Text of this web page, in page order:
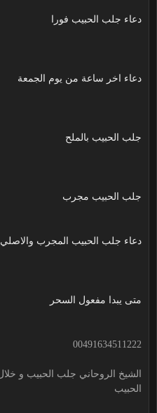
دعاء جلب الحبيب فورا
دعاء اخر ساعة من يوم الجمعة
جلب الحبيب بالملح
جلب الحبيب مجرب
دعاء جلب الحبيب المجرب والاصلي
متى يبدا مفعول السحر
00491634511222
الحبيب